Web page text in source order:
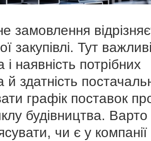
замовлення
закупівлі. Тут
наявність потрібних
й здатність
графік поставок
будівництва. Варто
чи є у компанії